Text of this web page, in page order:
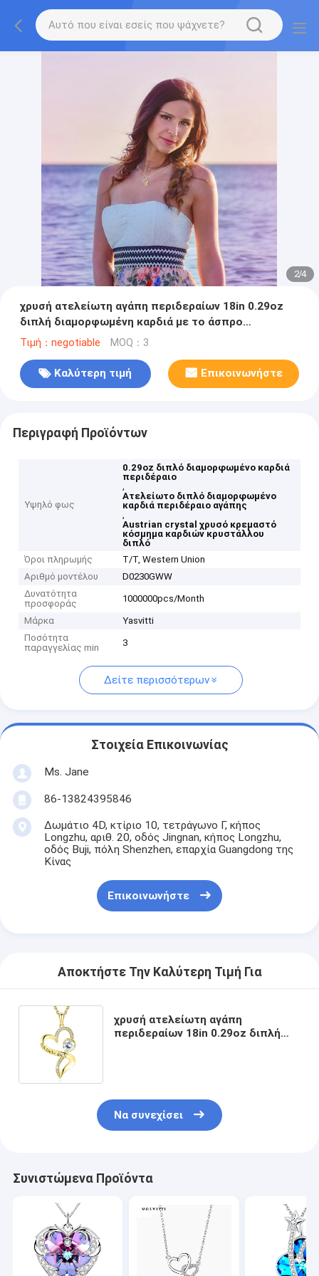
2/4
χρυσή ατελείωτη αγάπη περιδεραίων 18in 0.29oz
διπλή διαμορφωμένη καρδιά με το άσπρο
κρύσταλλο Austrian crystal
Τιμή：negotiable MOQ：3
Καλύτερη τιμή Επικοινωνήστε
Περιγραφή Προϊόντων
Υψηλό φως
0.29oz διπλό διαμορφωμένο καρδιά
περιδέραιο
,
Ατελείωτο διπλό διαμορφωμένο
καρδιά περιδέραιο αγάπης
,
Austrian crystal χρυσό κρεμαστό
κόσμημα καρδιών κρυστάλλου
διπλό
Όροι πληρωμής
T/T, Western Union
Αριθμό μοντέλου
D0230GWW
Δυνατότητα
προσφοράς
1000000pcs/Month
Μάρκα
Yasvitti
Ποσότητα
παραγγελίας min
3
Δείτε περισσότερων
Στοιχεία Επικοινωνίας
Ms. Jane
86-13824395846
Δωμάτιο 4D, κτίριο 10, τετράγωνο Γ, κήπος
Longzhu, αριθ. 20, οδός Jingnan, κήπος Longzhu,
οδός Buji, πόλη Shenzhen, επαρχία Guangdong της
Κίνας
Επικοινωνήστε
Αποκτήστε Την Καλύτερη Τιμή Για
χρυσή ατελείωτη αγάπη
περιδεραίων 18in 0.29oz διπλή
Να συνεχίσει
Συνιστώμενα Προϊόντα